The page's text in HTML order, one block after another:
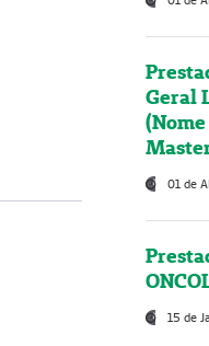
Geral
01 de
15 de